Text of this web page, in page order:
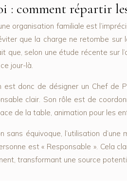
: comment répartir
organisation familiale est
que la charge ne retombe sur
que, selon une étude récente sur
jour-là.
est donc de désigner un Chef de
clair. Son rôle est de
de la table, animation pour les
sans équivoque, l’utilisation
est « Responsable ». Cela
transformant une source